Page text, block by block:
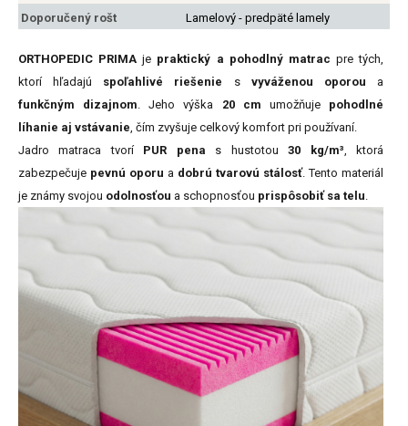
Doporučený rošt
Lamelový - predpäté lamely
ORTHOPEDIC PRIMA je praktický a pohodlný matrac pre tých,
ktorí hľadajú spoľahlivé riešenie s vyváženou oporou a
funkčným dizajnom . Jeho výška 20 cm umožňuje pohodlné
líhanie aj vstávanie , čím zvyšuje celkový komfort pri používaní.
Jadro matraca tvorí PUR pena s hustotou30 kg/m³ , ktorá
zabezpečuje pevnú oporu a dobrú tvarovú stálosť. Tento materiál
je známy svojou odolnosťou a schopnosťou prispôsobiť sa telu